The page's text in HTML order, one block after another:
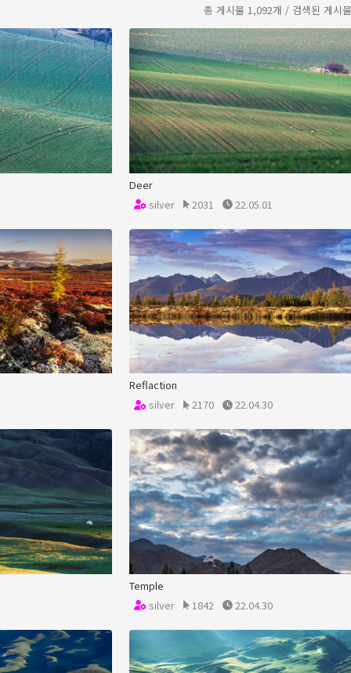
총 게시물 1,092개 / 검색된 게시
Deer
silver
2031 22.05.01
Reflaction
silver
2170 22.04.30
Temple
silver
1842 22.04.30